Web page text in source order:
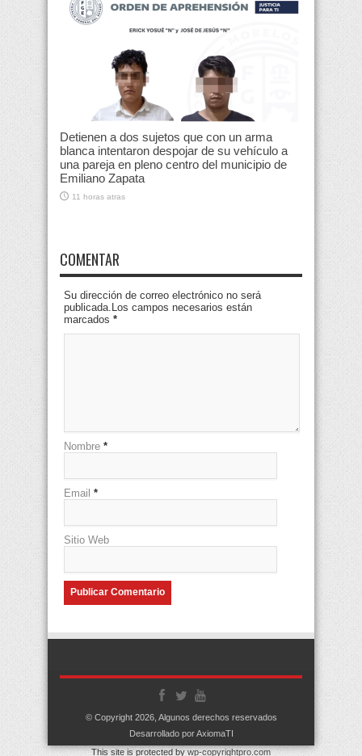
Detienen a dos sujetos que con un arma
blanca intentaron despojar de su vehículo a
una pareja en pleno centro del municipio de
Emiliano Zapata
11 horas atras
COMENTAR
Su dirección de correo electrónico no será
publicada.Los campos necesarios están
marcados *
Nombre *
Email *
Sitio Web
© Copyright 2026, Algunos derechos reservados
Desarrollado por AxiomaTI
This site is protected bywp-copyrightpro.com